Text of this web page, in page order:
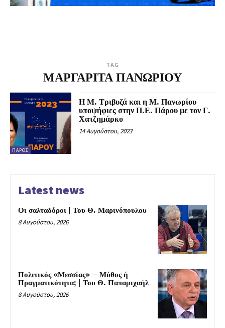
TAG
ΜΑΡΓΑΡΙΤΑ ΠΑΝΩΡΙΟΥ
ΠΆΡΟΣ
Η Μ. Τριβυζά και η Μ. Πανωρίου
υποψήφιες στην Π.Ε. Πάρου με τον Γ.
Χατζημάρκο
14 Αυγούστου, 2023
Latest news
Οι σαλταδόροι | Του Θ. Μαρινόπουλου
8 Αυγούστου, 2026
Πολιτικός «Μεσσίας» – Μύθος ή
Πραγματικότητα; | Του Θ. Παπαμιχαήλ
8 Αυγούστου, 2026